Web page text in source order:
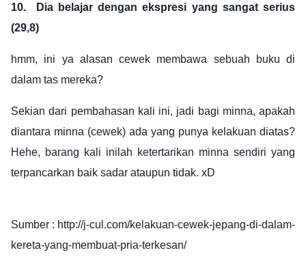
10.
Dia belajar dengan ekspresi yang sangat serius
(29,8)
hmm, ini ya alasan cewek membawa sebuah buku di
dalam tas mereka?
Sekian dari pembahasan kali ini, jadi bagi minna, apakah
diantara minna (cewek) ada yang punya kelakuan diatas?
Hehe, barang kali inilah ketertarikan minna sendiri yang
terpancarkan baik sadar ataupun tidak. xD
Sumber : http://j-cul.com/kelakuan-cewek-jepang-di-dalam-
kereta-yang-membuat-pria-terkesan/